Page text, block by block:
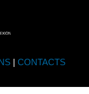
| CONTACTS